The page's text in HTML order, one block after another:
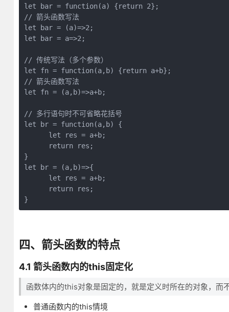
let bar = function(a) {return 2};
// 箭头函数写法
let bar = (a)=>2;
let bar = a=>2;
// 传统写法（多个参数）
let fn = function(a,b) {return a+b};
// 箭头函数写法
let fn = (a,b)=>a+b;
// 多行语句时不可省略花括号
let br = function(a,b) {
      let res = a+b;
      return res;
}
let br = (a,b)=>{
      let res = a+b;
      return res;
四、箭头函数的特点
4.1 箭头函数内的this固定化
函数体内的this对象是固定的，就是定义时所在的对象，而
普通函数内的this情境